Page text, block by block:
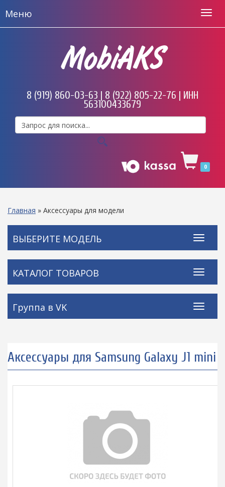
Меню
MobiAKS
8 (919) 860-03-63 | 8 (922) 805-22-76 | ИНН
563100433679
0
Главная » Аксессуары для модели
ВЫБЕРИТЕ МОДЕЛЬ
КАТАЛОГ ТОВАРОВ
Группа в VK
Аксессуары для Samsung Galaxy J1 mini